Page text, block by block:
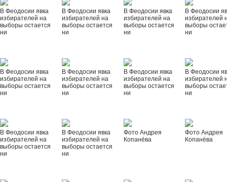
В Феодосии явка
избирателей на
выборы остается
ни
В Феодосии явка
избирателей на
выборы остается
ни
В Феодосии явка
избирателей на
выборы остается
ни
В Феодосии
избирателей
выборы
ни
В Феодосии явка
избирателей на
выборы остается
ни
В Феодосии явка
избирателей на
выборы остается
ни
В Феодосии явка
избирателей на
выборы остается
ни
В Феодосии
избирателей
выборы
ни
В Феодосии явка
избирателей на
выборы остается
ни
В Феодосии явка
избирателей на
выборы остается
ни
Фото Андрея
Копанёва
Фото Андрея
Копанёва